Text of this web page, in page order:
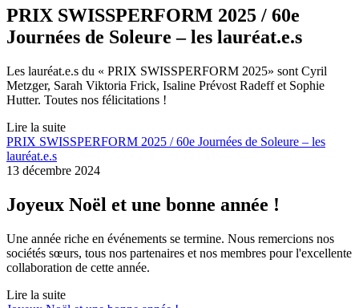
PRIX SWISSPERFORM 2025 / 60e
Journées de Soleure – les lauréat.e.s
Les lauréat.e.s du « PRIX SWISSPERFORM 2025» sont Cyril
Metzger, Sarah Viktoria Frick, Isaline Prévost Radeff et Sophie
Hutter. Toutes nos félicitations !
Lire la suite
PRIX SWISSPERFORM 2025 / 60e Journées de Soleure – les
lauréat.e.s
13 décembre 2024
Joyeux Noël et une bonne année !
Une année riche en événements se termine. Nous remercions nos
sociétés sœurs, tous nos partenaires et nos membres pour l'excellente
collaboration de cette année.
Lire la suite